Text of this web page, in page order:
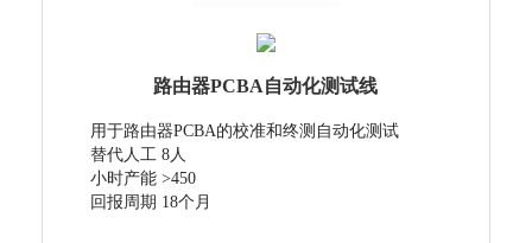
路由器PCBA自动化测试线
用于路由器PCBA的校准和终测自动化测试
替代人工 8人
小时产能 >450
回报周期 18个月